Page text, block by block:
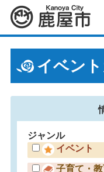
鹿屋市
イベン
ジャンル
イベント
子育て・